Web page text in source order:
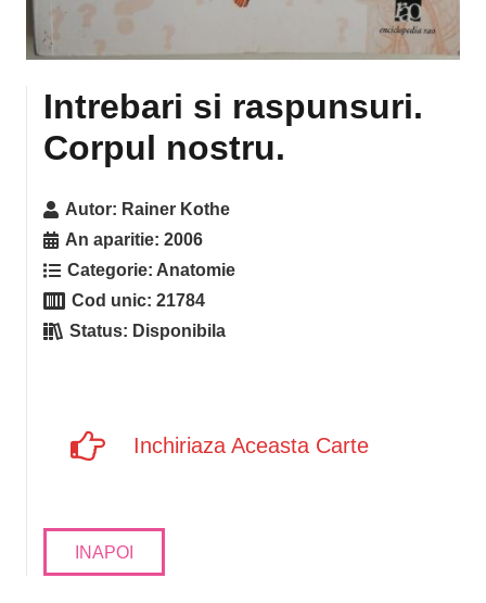
Intrebari si raspunsuri.
Corpul nostru.
Autor: Rainer Kothe
An aparitie:2006
Categorie: Anatomie
Cod unic:21784
Status: Disponibila
Inchiriaza Aceasta Carte
INAPOI